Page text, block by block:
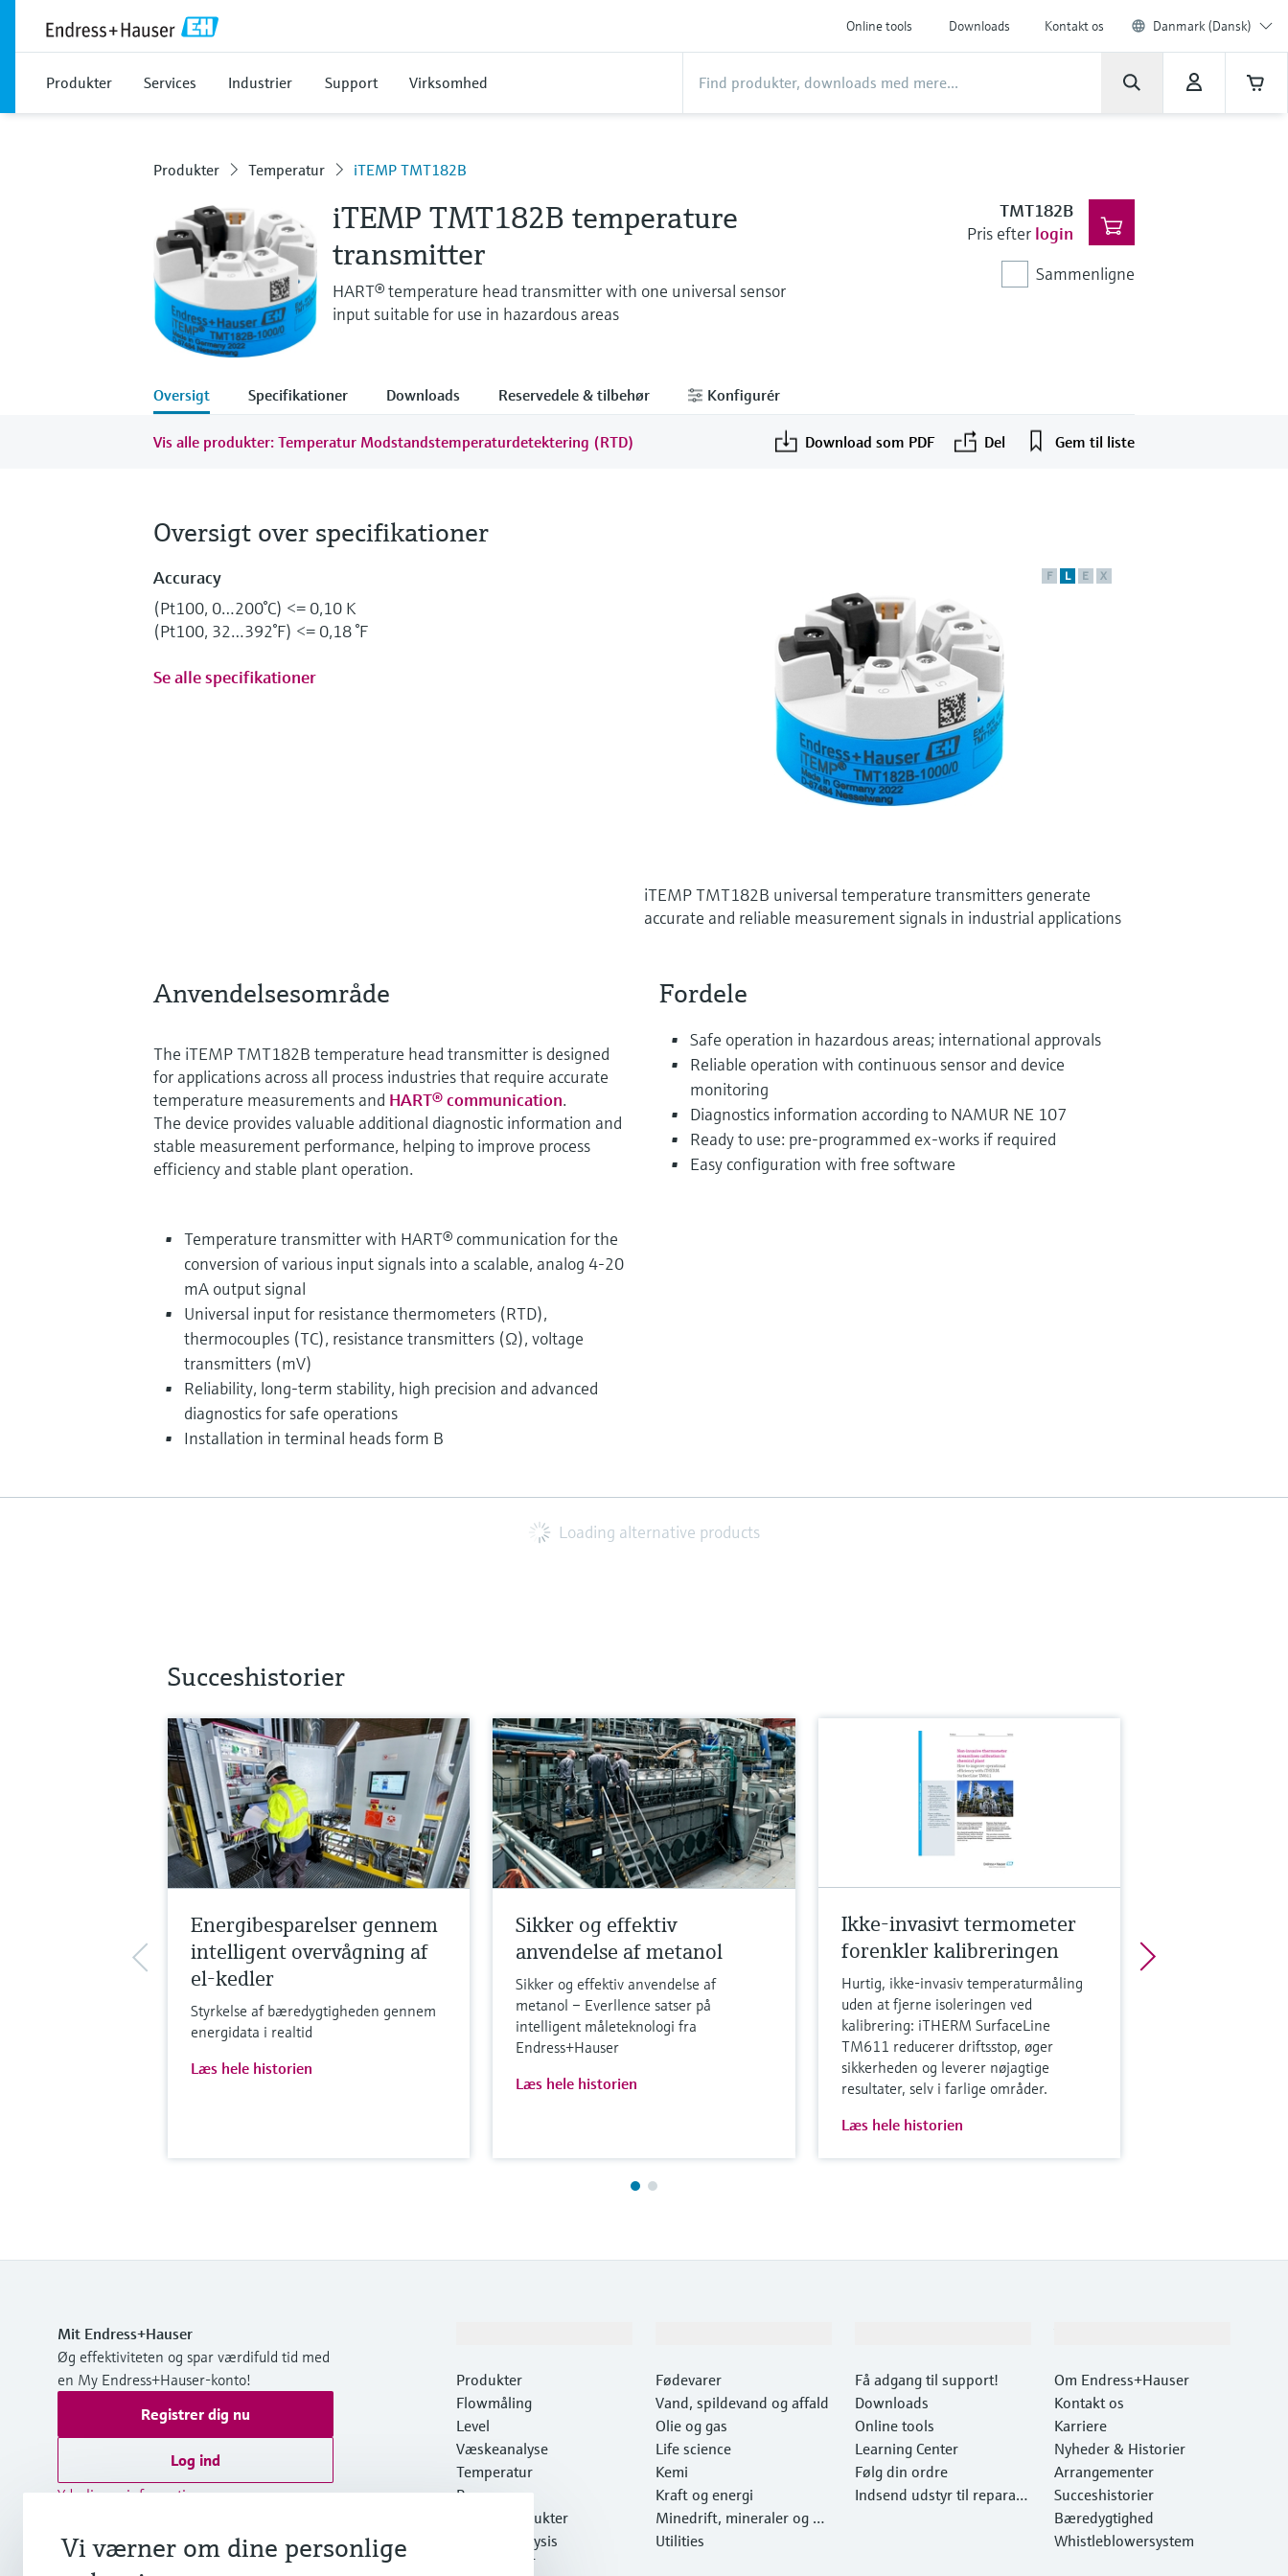
Online tools Downloads Kontakt os Danmark (Dansk)
Produkter Services Industrier Support Virksomhed
Produkter Temperatur iTEMP TMT182B
iTEMP TMT182B temperature
transmitter
HART® temperature head transmitter with one universal sensor
input suitable for use in hazardous areas
TMT182B
Pris efter login
Sammenligne
Oversigt Specifikationer Downloads Reservedele & tilbehør Konfigurér
Vis alle produkter: Temperatur Modstandstemperaturdetektering (RTD) Download som PDF Del Gem til liste
F L E X
iTEMP TMT182B universal temperature transmitters generate
accurate and reliable measurement signals in industrial applications
Oversigt over specifikationer
Accuracy
(Pt100, 0…200°C) <= 0,10 K
(Pt100, 32…392°F) <= 0,18 °F
Se alle specifikationer
Anvendelsesområde
The iTEMP TMT182B temperature head transmitter is designed
for applications across all process industries that require accurate
temperature measurements and HART® communication.
The device provides valuable additional diagnostic information and
stable measurement performance, helping to improve process
efficiency and stable plant operation.​
Temperature transmitter with HART® communication for the
conversion of various input signals into a scalable, analog 4-20
mA output signal
Universal input for resistance thermometers (RTD),
thermocouples (TC), resistance transmitters (Ω), voltage
transmitters (mV)
Reliability, long-term stability, high precision and advanced
diagnostics for safe operations
Installation in terminal heads form B
Fordele
Safe operation in hazardous areas; international approvals
Reliable operation with continuous sensor and device
monitoring
Diagnostics information according to NAMUR NE 107
Ready to use: pre-programmed ex-works if required
Easy configuration with free software
Loading alternative products
Succeshistorier
Energibesparelser gennem
intelligent overvågning af
el-kedler
Styrkelse af bæredygtigheden gennem
energidata i realtid
Læs hele historien
Sikker og effektiv
anvendelse af metanol
Sikker og effektiv anvendelse af
metanol – Everllence satser på
intelligent måleteknologi fra
Endress+Hauser
Læs hele historien
Ikke-invasivt termometer
forenkler kalibreringen
Hurtig, ikke-invasiv temperaturmåling
uden at fjerne isoleringen ved
kalibrering: iTHERM SurfaceLine
TM611 reducerer driftsstop, øger
sikkerheden og leverer nøjagtige
resultater, selv i farlige områder.
Læs hele historien
Mit Endress+Hauser
Øg effektiviteten og spar værdifuld tid med
en My Endress+Hauser-konto!
Registrer dig nu
Log ind
Yderligere information
Danmark
Produkter
Flowmåling
Level
Væskeanalyse
Temperatur
Pressure
Systemprodukter
Optical analysis
Netilion IIoT
Fødevarer
Vand, spildevand og affald
Olie og gas
Life science
Kemi
Kraft og energi
Minedrift, mineraler og m
etaller
Utilities
Få adgang til support!
Downloads
Online tools
Learning Center
Følg din ordre
Indsend udstyr til reparati
Om Endress+Hauser
Kontakt os
Karriere
Nyheder & Historier
Arrangementer
Succeshistorier
Bæredygtighed
Whistleblowersystem
Vi værner om dine personlige